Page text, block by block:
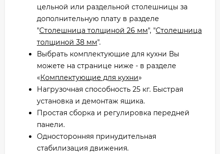
цельной или раздельной столешницы за
дополнительную плату в разделе
"Столешница толщиной 26 мм", "Столешница
толщиной 38 мм".
Выбрать комплектующие для кухни Вы
можете на странице ниже - в разделе
«Комплектующие для кухни»
Нагрузочная способность 25 кг. Быстрая
установка и демонтаж ящика.
Простая сборка и регулировка передней
панели.
Односторонняя принудительная
стабилизация движения.